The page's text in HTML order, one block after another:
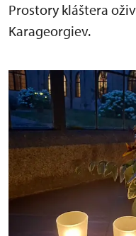
Prostory kláštera
Karageorgiev.